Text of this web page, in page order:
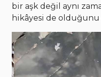
bir aşk değil aynı
hikâyesi de olduğunu